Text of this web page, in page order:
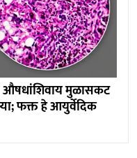
औषधांशिवाय मुळासकट
फक्त हे आयुर्वेदिक